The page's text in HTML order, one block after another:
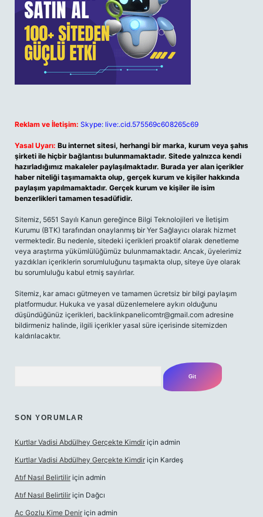
Reklam ve İletişim: Skype: live:.cid.575569c608265c69
Yasal Uyarı: Bu internet sitesi, herhangi bir marka, kurum veya şahıs
şirketi ile hiçbir bağlantısı bulunmamaktadır. Sitede yalnızca kendi
hazırladığımız makaleler paylaşılmaktadır. Burada yer alan içerikler
haber niteliği taşımamakta olup, gerçek kurum ve kişiler hakkında
paylaşım yapılmamaktadır. Gerçek kurum ve kişiler ile isim
benzerlikleri tamamen tesadüfidir.
Sitemiz, 5651 Sayılı Kanun gereğince Bilgi Teknolojileri ve İletişim
Kurumu (BTK) tarafından onaylanmış bir Yer Sağlayıcı olarak hizmet
vermektedir. Bu nedenle, sitedeki içerikleri proaktif olarak denetleme
veya araştırma yükümlülüğümüz bulunmamaktadır. Ancak, üyelerimiz
yazdıkları içeriklerin sorumluluğunu taşımakta olup, siteye üye olarak
bu sorumluluğu kabul etmiş sayılırlar.
Sitemiz, kar amacı gütmeyen ve tamamen ücretsiz bir bilgi paylaşım
platformudur. Hukuka ve yasal düzenlemelere aykırı olduğunu
düşündüğünüz içerikleri, backlinkpanelicomtr@gmail.com adresine
bildirmeniz halinde, ilgili içerikler yasal süre içerisinde sitemizden
kaldırılacaktır.
SON YORUMLAR
Kurtlar Vadisi Abdülhey Gerçekte Kimdir için admin
Kurtlar Vadisi Abdülhey Gerçekte Kimdir için Kardeş
Atıf Nasıl Belirtilir için admin
Atıf Nasıl Belirtilir için Dağcı
Ac Gozlu Kime Denir için admin